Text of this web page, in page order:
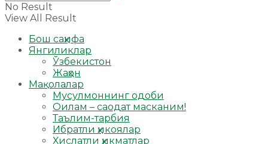
No Result
View All Result
Бош саҳифа
Янгиликлар
Ўзбекистон
Жаҳон
Мақолалар
Мусулмоннинг одоби
Оилам – саодат масканим!
Таълим-тарбия
Ибратли ҳикоялар
Хислатли ҳикматлар